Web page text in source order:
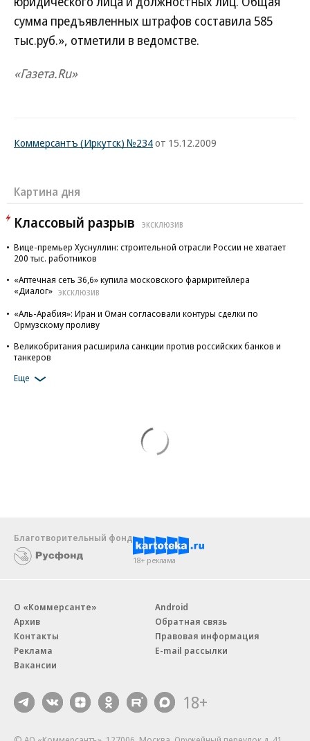
сумма предъявленных штрафов составила 585
тыс.руб.», отметили в ведомстве.
«Газета.Ru»
Коммерсантъ (Иркутск) №234от 15.12.2009
Картина дня
Классовый разрыв ЭКСКЛЮЗИВ
Вице-премьер Хуснуллин: строительной отрасли России не хватает
200 тыс. работников
«Аптечная сеть 36,6» купила московского фармритейлера
«Диалог» ЭКСКЛЮЗИВ
«Аль-Арабия»: Иран и Оман согласовали контуры сделки по
Ормузскому проливу
Великобритания расширила санкции против российских банков и
танкеров
Еще
Благотворительный фонд
18+ реклама
О «Коммерсанте»
Архив
Контакты
Реклама
Вакансии
Android
Обратная связь
Правовая информация
E-mail рассылки
18+